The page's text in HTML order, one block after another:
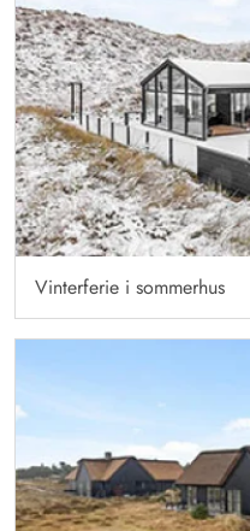
Vinterferie i sommerhus